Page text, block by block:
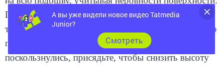
Пожилым людям рекомендуется использовать
трость с резиновым наконечником или специальную
палку с заостренными шипами. Если Вы
поскользнулись, присядьте, чтобы снизить высоту
падения.
А вы уже видели новое видео Tatmedia
Junior?
Cмотреть